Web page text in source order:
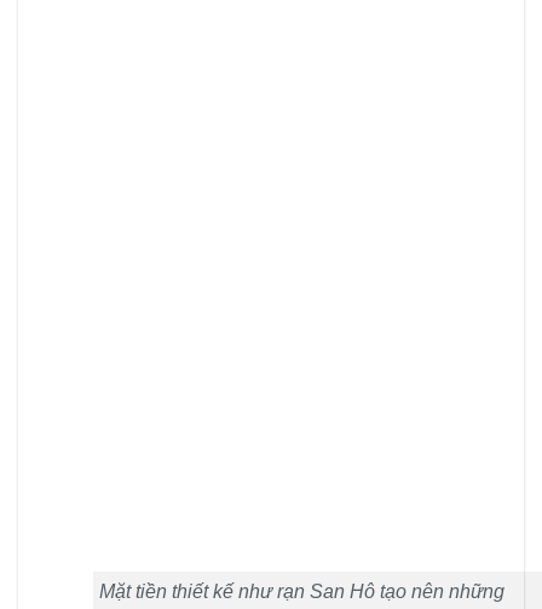
Mặt tiền thiết kế như rạn San Hô tạo nên những